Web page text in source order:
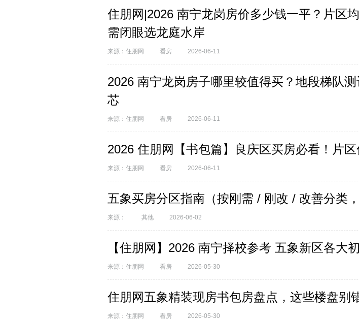
住朋网|2026 南宁龙岗房价多少钱一平？片区
需闭眼选龙庭水岸
来源：住朋网 看房 2026-06-11
2026 南宁龙岗房子哪里较值得买？地段梯队
芯
来源：住朋网 看房 2026-06-11
2026 住朋网【书包篇】良庆区买房必看！片
来源：住朋网 看房 2026-06-11
五象买房分区指南（按刚需 / 刚改 / 改善分类，
来源： 其他 2026-06-02
【住朋网】2026 南宁择校参考 五象新区各大
来源：住朋网 看房 2026-05-30
住朋网五象精装现房书包房盘点，这些楼盘别
来源：住朋网 看房 2026-05-30